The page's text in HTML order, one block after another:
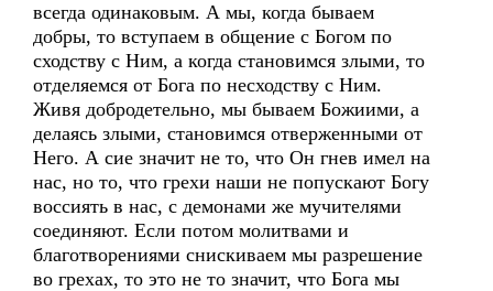
всегда одинаковым. А мы, когда бываем
добры, то вступаем в общение с Богом по
сходству с Ним, а когда становимся злыми, то
отделяемся от Бога по несходству с Ним.
Живя добродетельно, мы бываем Божиими, а
делаясь злыми, становимся отверженными от
Него. А сие значит не то, что Он гнев имел на
нас, но то, что грехи наши не попускают Богу
воссиять в нас, с демонами же мучителями
соединяют. Если потом молитвами и
благотворениями снискиваем мы разрешение
во грехах, то это не то значит, что Бога мы